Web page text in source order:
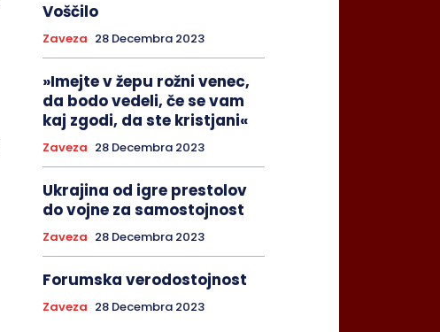
Voščilo
Zaveza 28 Decembra 2023
»Imejte v žepu rožni venec,
da bodo vedeli, če se vam
kaj zgodi, da ste kristjani«
Zaveza 28 Decembra 2023
Ukrajina od igre prestolov
do vojne za samostojnost
Zaveza 28 Decembra 2023
Forumska verodostojnost
Zaveza 28 Decembra 2023